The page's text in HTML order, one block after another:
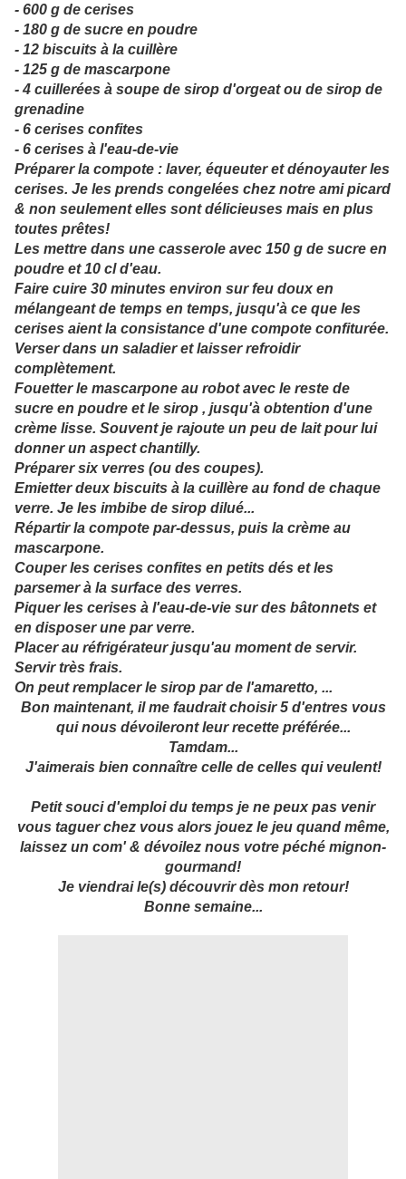
- 600 g de cerises
- 180 g de sucre en poudre
- 12 biscuits à la cuillère
- 125 g de mascarpone
-4 cuillerées à soupe de sirop d'orgeat ou de sirop de
grenadine
- 6 cerises confites
- 6 cerises à l'eau-de-vie
Préparer la compote : laver, équeuter et dénoyauter les
cerises. Je les prends congelées chez notre ami picard
& non seulement elles sont délicieuses mais en plus
toutes prêtes!
Les mettre dans une casserole avec 150 g de sucre en
poudre et 10 cl d'eau.
Faire cuire 30 minutes environ sur feu doux en
mélangeant de temps en temps, jusqu'à ce que les
cerises aient la consistance d'une compote confiturée.
Verser dans un saladier et laisser refroidir
complètement.
Fouetter le mascarpone au robot avec le reste de
sucre en poudre et le sirop , jusqu'à obtention d'une
crème lisse. Souvent je rajoute un peu de lait pour lui
donner un aspect chantilly.
Préparer six verres (ou des coupes).
Emietter deux biscuits à la cuillère au fond de chaque
verre. Je les imbibe de sirop dilué...
Répartir la compote par-dessus, puis la crème au
mascarpone.
Couper les cerises confites en petits dés et les
parsemer à la surface des verres.
Piquer les cerises à l'eau-de-vie sur des bâtonnets et
en disposer une par verre.
Placer au réfrigérateur jusqu'au moment de servir.
Servir très frais.
On peut remplacer le sirop par de l'amaretto, ...
Bon maintenant, il me faudrait choisir 5 d'entres vous
qui nous dévoileront leur recette préférée...
Tamdam...
J'aimerais bien connaître celle de celles qui veulent!
Petit souci d'emploi du temps je ne peux pas venir
vous taguer chez vous alors jouez le jeu quand même,
laissez un com' & dévoilez nous votre péché mignon-
gourmand!
Je viendrai le(s) découvrir dès mon retour!
Bonne semaine...